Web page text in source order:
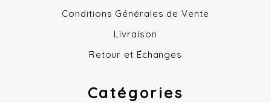
Conditions Générales de Vente
Livraison
Retour et Échanges
Catégories